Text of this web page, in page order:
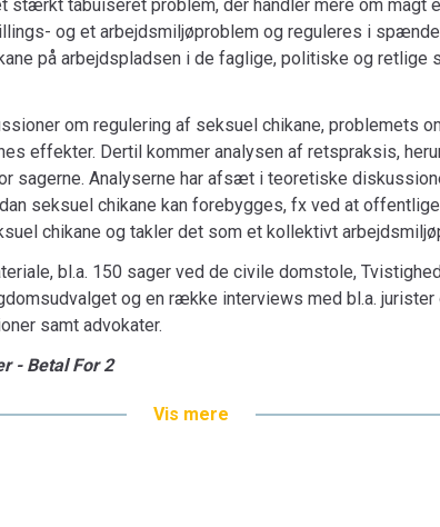
stærkt tabuiseret problem, der handler mere om magt
og et arbejdsmiljøproblem og reguleres i
på arbejdspladsen i de faglige, politiske og retlige
om regulering af seksuel chikane, problemets
effekter. Dertil kommer analysen af retspraksis,
sagerne. Analyserne har afsæt i teoretiske
seksuel chikane kan forebygges, fx ved at
chikane og takler det som et kollektivt
bl.a. 150 sager ved de civile dom­stole,
og en række interviews med bl.a.
samt advokater.
- Betal For 2
Vis mere